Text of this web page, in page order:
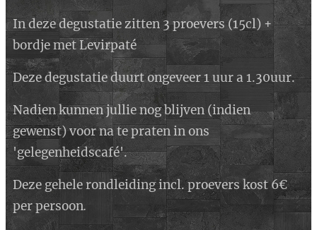
In deze degustatie zitten 3 proevers (15cl) +
bordje met Levirpaté
Deze degustatie duurt ongeveer 1 uur a 1.30uur.
Nadien kunnen jullie nog blijven (indien
gewenst) voor na te praten in ons
'gelegenheidscafé'.
Deze gehele rondleiding incl. proevers kost 6€
per persoon.